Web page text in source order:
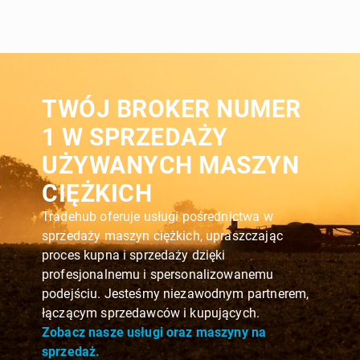
TWÓJ BROKER NUMER
1 W SPRZEDAŻY
UŻYWANYCH MASZYN
CIĘŻKICH
Tradehub oferuje usługi pośrednictwa w
sprzedaży maszyn ciężkich, upraszczając
proces kupna i sprzedaży dzięki
profesjonalnemu i spersonalizowanemu
podejściu. Jesteśmy niezawodnym partnerem,
łączącym sprzedawców i kupujących.
Zobacz nasze usługi oraz maszyny na
sprzedaż.